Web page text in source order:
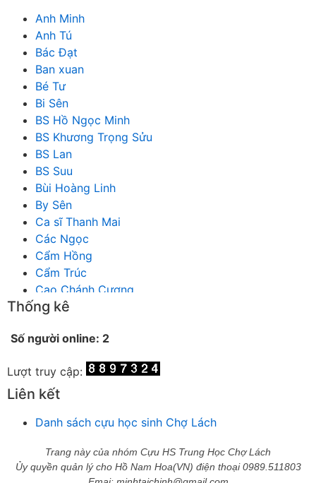
Anh Minh
Anh Tú
Bác Đạt
Ban xuan
Bé Tư
Bi Sên
BS Hồ Ngọc Minh
BS Khương Trọng Sửu
BS Lan
BS Suu
Bùi Hoàng Linh
By Sên
Ca sĩ Thanh Mai
Các Ngọc
Cẩm Hồng
Cẩm Trúc
Cao Chánh Cương
Cao Nhật Quyên
Chích Chị
Chu Trầm Nguyên Minh
Cò Bằng
Công Bình
Công Minh
Dang Chi
Thống kê
Số người online: 2
Lượt truy cập:
Liên kết
Danh sách cựu học sinh Chợ Lách
Trang này của nhóm Cựu HS Trung Học Chợ Lách
Ủy quyền quản lý cho Hồ Nam Hoa(VN) điện thoại 0989.511803